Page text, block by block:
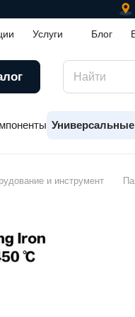
Услуги Блог
и инструмент